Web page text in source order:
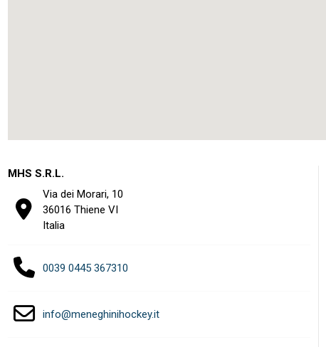
MHS S.R.L.
Via dei Morari, 10
36016 Thiene VI
Italia
0039 0445 367310
info@meneghinihockey.it